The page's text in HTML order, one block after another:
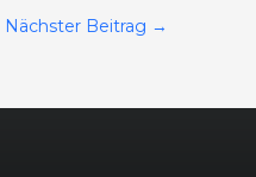
Nächster Beitrag →